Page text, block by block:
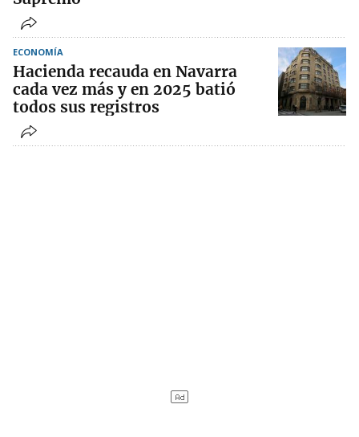
ECONOMÍA
Hacienda recauda en Navarra
cada vez más y en 2025 batió
todos sus registros